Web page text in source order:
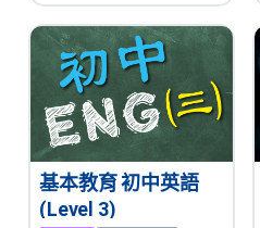
基本教育 初中英語
(Level 3)